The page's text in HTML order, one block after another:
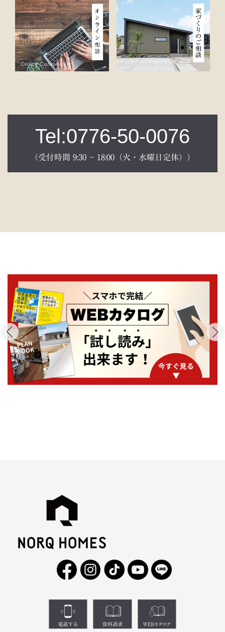
Tel:0776-50-0076
（受付時間 9:30 ~ 18:00（火・水曜日定休））